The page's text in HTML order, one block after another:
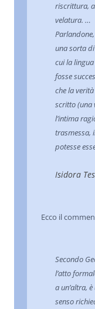
riscrittura,
velatura. …
una sorta
cui la
fosse
che la
scritto (una
l’intima
trasmessa,
potesse
Isidora
Ecco il
Secondo
l’atto
a un’altra,
senso